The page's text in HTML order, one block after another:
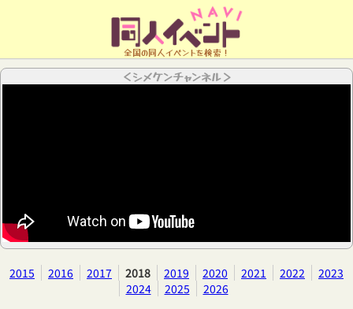
全国の同人イベントを検索！
＜シメケンチャンネル＞
2015 2016 2017 2018 2019 2020 2021 2022
2023
2024
2025 2026